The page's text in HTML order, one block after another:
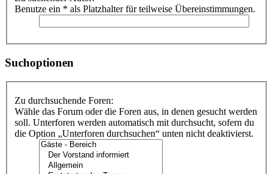
Benutze ein * als Platzhalter für teilweise Übereinstimmungen.
Suchoptionen
Zu durchsuchende Foren:
Wähle das Forum oder die Foren aus, in denen gesucht werden
soll. Unterforen werden automatisch mit durchsucht, sofern du
die Option „Unterforen durchsuchen“ unten nicht deaktivierst.